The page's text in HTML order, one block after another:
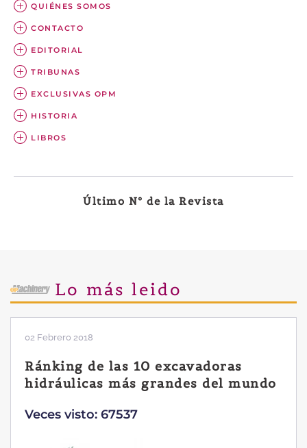
QUIÉNES SOMOS
CONTACTO
EDITORIAL
TRIBUNAS
EXCLUSIVAS OPM
HISTORIA
LIBROS
Último Nº de la Revista
Lo más leido
28 Enero 2019
Las ventajas de la excavadora
Yanmar B7 Sigma-6
Veces visto: 32222